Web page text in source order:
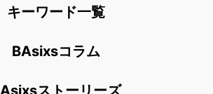
キーワード一覧
BAsixsコラム
ストーリーズ